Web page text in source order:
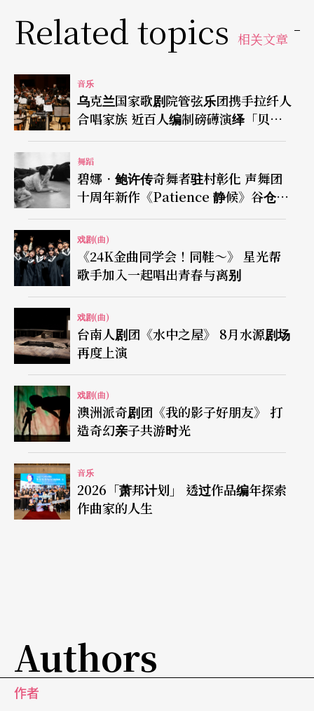
Related topics 相关文章
音乐
乌克兰国家歌剧院管弦乐团携手拉纤人
合唱家族 近百人编制磅礡演绎「贝
九」
舞蹈
碧娜．鲍许传奇舞者驻村彰化 声舞团
十周年新作《Patience 静候》谷仓登
场
戏剧(曲)
《24K金曲同学会！同鞋～》 星光帮
歌手加入一起唱出青春与离别
戏剧(曲)
台南人剧团《水中之屋》 8月水源剧场
再度上演
戏剧(曲)
澳洲派奇剧团《我的影子好朋友》 打
造奇幻亲子共游时光
音乐
2026「萧邦计划」 透过作品编年探索
作曲家的人生
Authors
作者